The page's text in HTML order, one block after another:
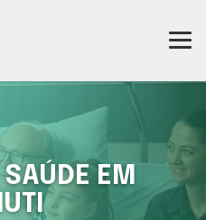
EM